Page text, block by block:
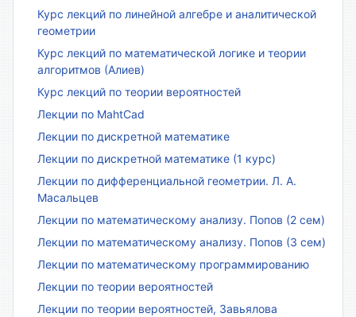
Курс лекций по линейной алгебре и аналитической
геометрии
Курс лекций по математической логике и теории
алгоритмов (Алиев)
Курс лекций по теории вероятностей
Лекции по MahtCad
Лекции по дискретной математике
Лекции по дискретной математике (1 курс)
Лекции по дифференциальной геометрии. Л. А.
Масальцев
Лекции по математическому анализу. Попов (2 сем)
Лекции по математическому анализу. Попов (3 сем)
Лекции по математическому программированию
Лекции по теории вероятностей
Лекции по теории вероятностей, Завьялова